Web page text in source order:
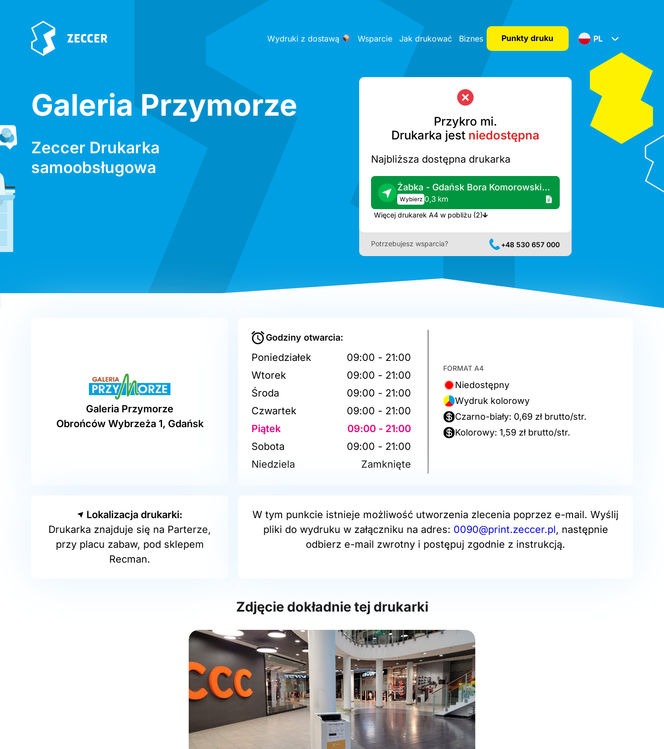
Wydruki z dostawą Wsparcie Jak drukować Biznes Punkty druku PL
Galeria Przymorze
Zeccer Drukarka
samoobsługowa
Przykro mi.
Drukarka jest niedostępna
Najbliższa dostępna drukarka
Żabka - Gdańsk Bora Komorowskiego 39
Wybierz 0,3 km
Więcej drukarek A4 w pobliżu (2)
Potrzebujesz wsparcia? +48 530 657 000
Galeria Przymorze
Obrońców Wybrzeża 1, Gdańsk
Godziny otwarcia:
Poniedziałek
09:00 - 21:00
Wtorek
09:00 - 21:00
Środa
09:00 - 21:00
Czwartek
09:00 - 21:00
Piątek
09:00 - 21:00
Sobota
09:00 - 21:00
Niedziela
Zamknięte
FORMAT A4
Niedostępny
Wydruk kolorowy
Czarno-biały: 0,69 zł brutto/str.
Kolorowy: 1,59 zł brutto/str.
Lokalizacja drukarki:
Drukarka znajduje się na Parterze,
przy placu zabaw, pod sklepem
Recman.
W tym punkcie istnieje możliwość utworzenia zlecenia poprzez e-mail. Wyślij
pliki do wydruku w załączniku na adres: 0090@print.zeccer.pl, następnie
odbierz e-mail zwrotny i postępuj zgodnie z instrukcją.
Zdjęcie dokładnie tej drukarki